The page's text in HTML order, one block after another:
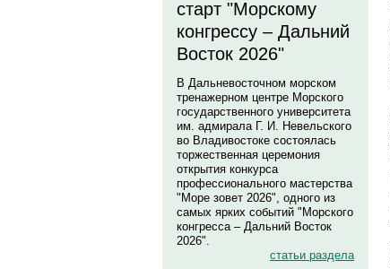
старт "Морскому
конгрессу – Дальний
Восток 2026"
В Дальневосточном морском
тренажерном центре Морского
государственного университета
им. адмирала Г. И. Невельского
во Владивостоке состоялась
торжественная церемония
открытия конкурса
профессионального мастерства
"Море зовет 2026", одного из
самых ярких событий "Морского
конгресса – Дальний Восток
2026".
статьи раздела